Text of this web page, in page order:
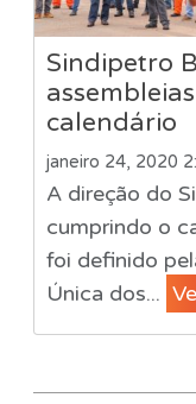
Sindipetro
calendário
janeiro 24, 2020
A direção do
cumprindo o
foi definido
Única dos...